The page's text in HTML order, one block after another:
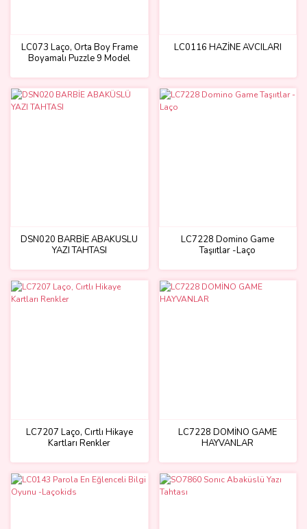
LC073 Laço, Orta Boy Frame
Boyamalı Puzzle 9 Model
LC0116 HAZİNE AVCILARI
DSN020 BARBİE ABAKÜSLÜ
YAZI TAHTASI
LC7228 Domino Game
Taşııtlar -Laço
LC7207 Laço, Cırtlı Hikaye
Kartları Renkler
LC7228 DOMİNO GAME
HAYVANLAR